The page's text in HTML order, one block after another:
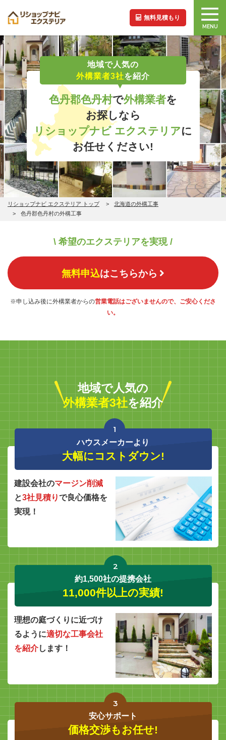
無料見積もり
MENU
地域で人気の
外構業者3社を紹介
色丹郡色丹村で外構業者を
お探しなら
リショップナビ エクステリアに
お任せください!
リショップナビ エクステリア トップ
北海道の外構工事
色丹郡色丹村の外構工事
\ 希望のエクステリアを実現 /
無料申込はこちらから
※申し込み後に外構業者からの営業電話はございませんので、ご安心くださ
い。
地域で人気の
外構業者3社を紹介
1
ハウスメーカーより
大幅にコストダウン!
建設会社のマージン削減
と3社見積りで良心価格を
実現！
2
約1,500社の提携会社
11,000件以上の実績!
理想の庭づくりに近づけ
るように適切な工事会社
を紹介します！
3
安心サポート
価格交渉もお任せ!